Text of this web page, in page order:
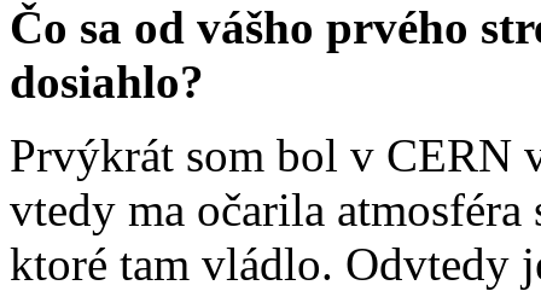
Čo sa od vášho prvého
dosiahlo?
Prvýkrát som bol v CERN
vtedy ma očarila
ktoré tam vládlo. Odvtedy